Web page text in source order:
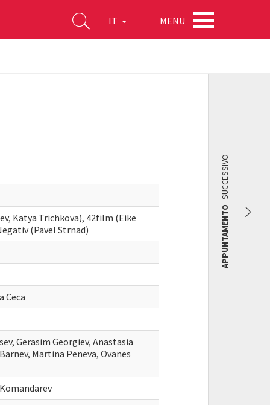
IT MENU
Katya Trichkova), 42film (Eike
(Pavel Strnad)
Ceca
Gerasim Georgiev, Anastasia
Martina Peneva, Ovanes
APPUNTAMENTO
SUCCESSIVO